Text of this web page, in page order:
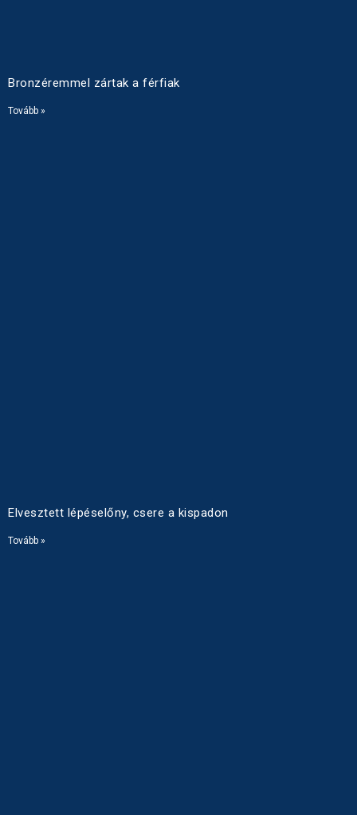
Bronzéremmel zártak a férfiak
Tovább »
Elvesztett lépéselőny, csere a kispadon
Tovább »